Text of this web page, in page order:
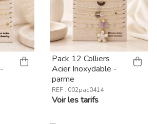
Pack 12 Colliers
Acier Inoxydable -
parme
REF : 002pac0414
Voir les tarifs